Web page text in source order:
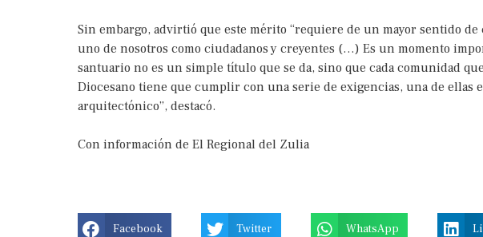
Sin embargo, advirtió que este mérito “requiere de un mayor sentido de
uno de nosotros como ciudadanos y creyentes (…) Es un momento
santuario no es un simple título que se da, sino que cada comunidad
Diocesano tiene que cumplir con una serie de exigencias, una de ellas
arquitectónico”, destacó.
Con información de El Regional del Zulia
Facebook Twitter WhatsApp